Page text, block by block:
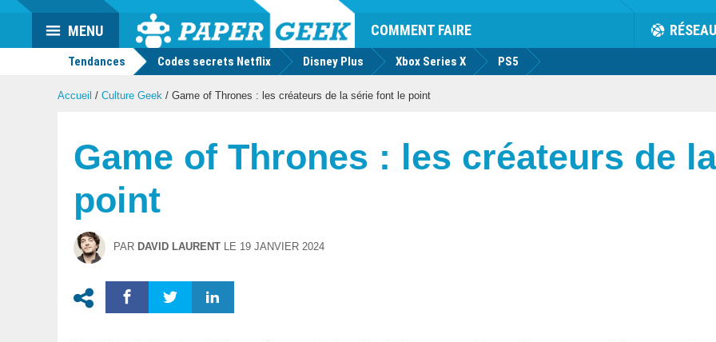
Actu
geek
COMMENT FAIRE RÉSEAU
MENU
Tendances Codes secrets Netflix Disney Plus Xbox Series X PS5
Accueil / Culture Geek / Game of Thrones : les créateurs de la série font le point
Game of Thrones : les créateurs de
point
PAR DAVID LAURENT LE 19 JANVIER 2024